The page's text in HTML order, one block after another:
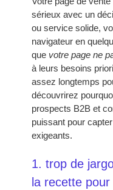
sérieux avec un
ou service solide,
navigateur en
que votre page ne
à leurs besoins
assez longtemps
découvrirez
prospects B2B et
puissant pour
exigeants.
1. trop de
la recette